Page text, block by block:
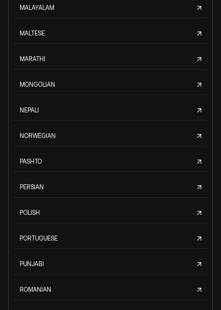
MALAYALAM
MALTESE
MARATHI
MONGOLIAN
NEPALI
NORWEGIAN
PASHTO
PERSIAN
POLISH
PORTUGUESE
PUNJABI
ROMANIAN